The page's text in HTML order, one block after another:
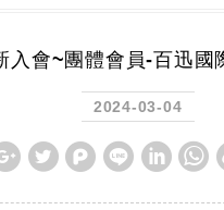
入會~團體會員-百迅國
2024-03-04